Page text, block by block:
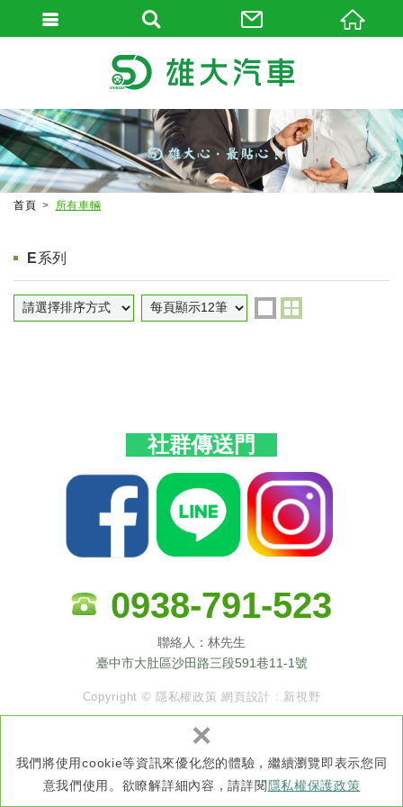
我們將使用cookie等資訊來優化您的體驗，繼續瀏覽即表示您同
意我們使用。欲瞭解詳細內容，請詳閱 隱私權保護政策
×
首頁 所有車輛
E系列
社群傳送門
0938-791-523
聯絡人：林先生
臺中市大肚區沙田路三段591巷11-1號
Copyright © 隱私權政策 網頁設計 : 新視野